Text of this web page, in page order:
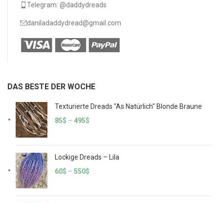
Telegram: @daddydreads
daniladaddydread@gmail.com
DAS BESTE DER WOCHE
Texturierte Dreads "As Natürlich" Blonde Braune
85$ – 495$
Lockige Dreads – Lila
60$ – 550$